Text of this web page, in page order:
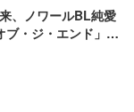
、ノワールBL純愛
ブ・ジ・エンド」実